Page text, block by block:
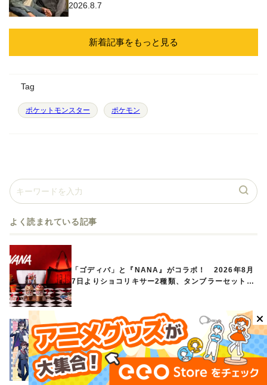
2026.8.7
新着記事をもっと見る
Tag
ポケットモンスター ポケモン
よく読まれている記事
「ゴディバ」と『NANA』がコラボ！ 2026年8月
7日よりショコリキサー2種類、タンブラーセットな
「カラフルピーチ」×JR3社のタイアップキャンペー
ンが開催決定！ ボイスドラマやスタンプラリー、
オリジナルグッズの販売も